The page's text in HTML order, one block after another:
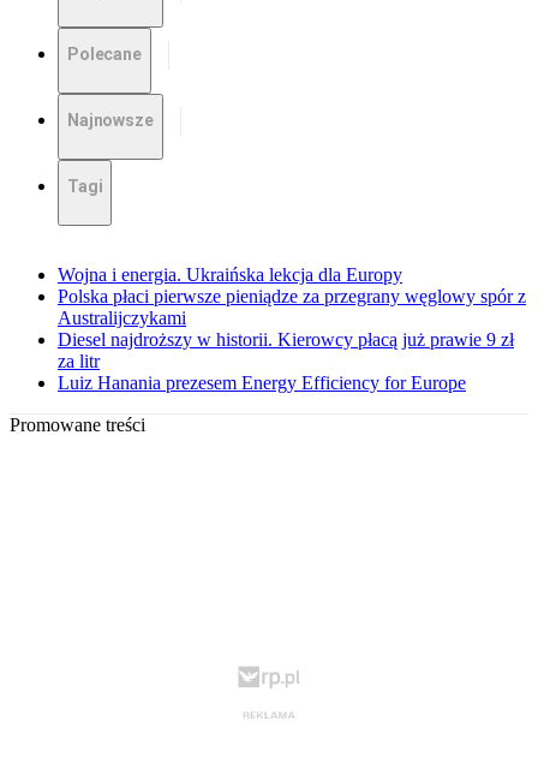
Polecane
Najnowsze
Tagi
Wojna i energia. Ukraińska lekcja dla Europy
Polska płaci pierwsze pieniądze za przegrany węglowy spór z
Australijczykami
Diesel najdroższy w historii. Kierowcy płacą już prawie 9 zł
za litr
Luiz Hanania prezesem Energy Efficiency for Europe
Promowane treści